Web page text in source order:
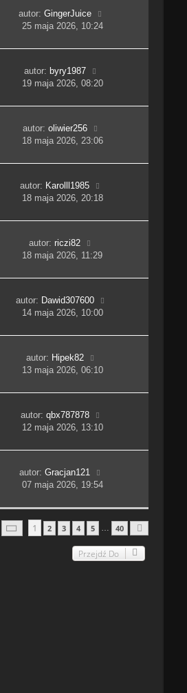
autor: GingerJuice
25 maja 2026, 10:24
autor: byry1987
19 maja 2026, 08:20
autor: oliwier256
18 maja 2026, 23:06
autor: Karolll1985
18 maja 2026, 20:18
autor:riczi82
18 maja 2026, 11:29
autor: Dawid307600
14 maja 2026, 10:00
autor: Hipek82
13 maja 2026, 06:10
autor: qbx787878
12 maja 2026, 13:10
autor:Gracjan121
07 maja 2026, 19:54
Strona 1Z 40
1 2 3 4 5 … 40
Przejdź Do